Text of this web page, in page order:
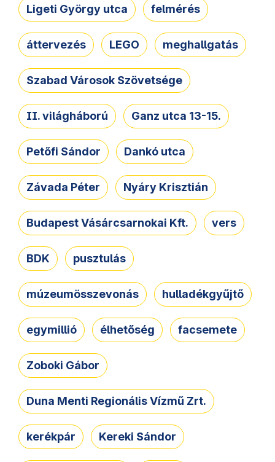
Ligeti György utca felmérés
áttervezés LEGO meghallgatás
Szabad Városok Szövetsége
II. világháború Ganz utca 13-15.
Petőfi Sándor Dankó utca
Závada Péter Nyáry Krisztián
Budapest Vásárcsarnokai Kft. vers
BDK pusztulás
múzeumösszevonás hulladékgyűjtő
egymillió élhetőség facsemete
Zoboki Gábor
Duna Menti Regionális Vízmű Zrt.
kerékpár Kereki Sándor